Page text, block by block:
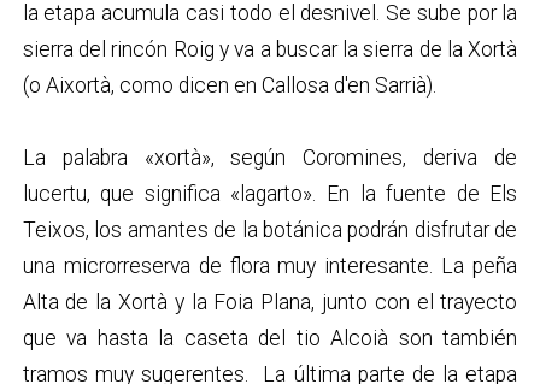
la etapa acumula casi todo el desnivel. Se sube por la
sierra del rincón Roig y va a buscar la sierra de la Xortà
(o Aixortà, como dicen en Callosa d'en Sarrià).
La palabra «xortà», según Coromines, deriva de
lucertu, que significa «lagarto». En la fuente de Els
Teixos, los amantes de la botánica podrán disfrutar de
una microrreserva de flora muy interesante. La peña
Alta de la Xortà y la Foia Plana, junto con el trayecto
que va hasta la caseta del tio Alcoià son también
tramos muy sugerentes. La última parte de la etapa